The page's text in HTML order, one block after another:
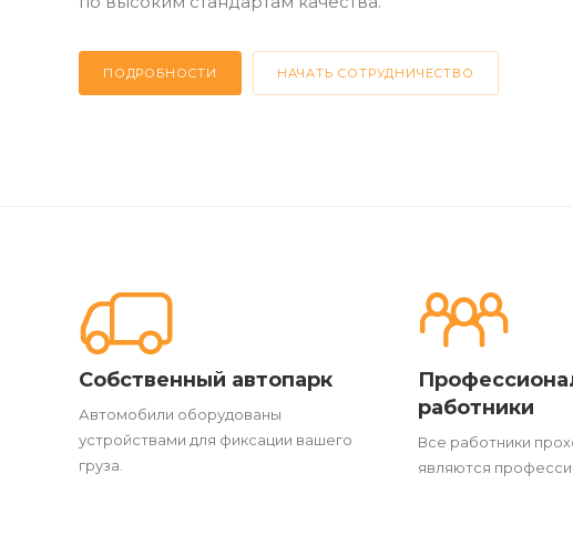
ПОДРОБНОСТИ НАЧАТЬ СОТРУДНИЧЕСТВО
Собственный автопарк
Автомобили оборудованы
устройствами для фиксации вашего
груза.
работники
Все работники
являются